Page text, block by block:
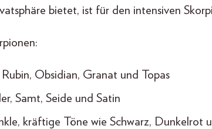
bietet, ist für den intensiven
Rubin, Obsidian, Granat und Topas
Samt, Seide und Satin
kräftige Töne wie Schwarz, Dunkelrot